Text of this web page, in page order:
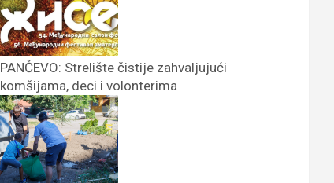
PANČEVO: Strelište čistije zahvaljujući
komšijama, deci i volonterima